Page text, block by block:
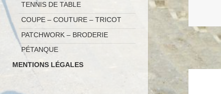
TENNIS DE TABLE
COUPE – COUTURE – TRICOT
PATCHWORK – BRODERIE
PÉTANQUE
MENTIONS LÉGALES